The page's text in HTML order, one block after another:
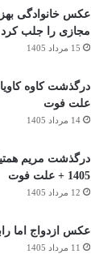
عکس خانوادگی
مجازی را جلب کرد
15 مرداد 1405
درگذشت کاوه
علت فوت
14 مرداد 1405
1405 + علت فوت
12 مرداد 1405
عکس ازدواج اما
11 مرداد 1405